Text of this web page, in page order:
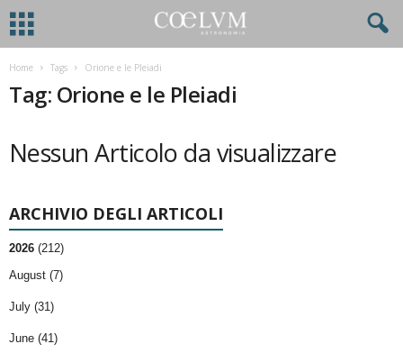
Home Tags Orione e le Pleiadi
Tag: Orione e le Pleiadi
Nessun Articolo da visualizzare
ARCHIVIO DEGLI ARTICOLI
2026 (212)
August (7)
July (31)
June (41)